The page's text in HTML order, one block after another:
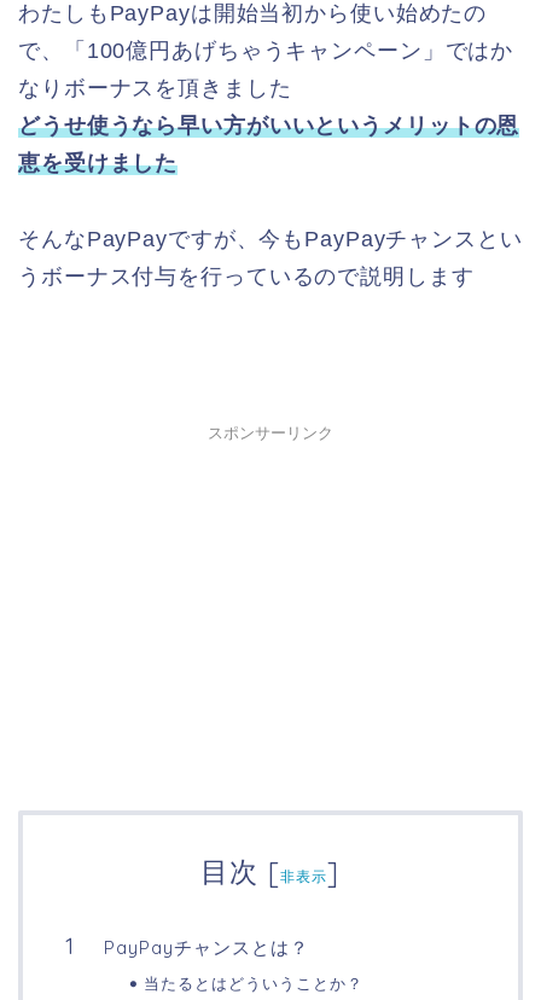
わたしもPayPayは開始当初から使い始めたの
で、「100億円あげちゃうキャンペーン」ではか
なりボーナスを頂きました
どうせ使うなら早い方がいいというメリットの恩
恵を受けました
そんなPayPayですが、今もPayPayチャンスとい
うボーナス付与を行っているので説明します
スポンサーリンク
目次 [非表示]
PayPayチャンスとは？
当たるとはどういうことか？